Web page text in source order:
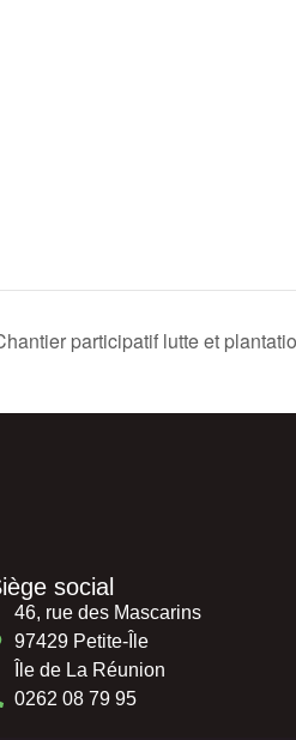
participatif lutte et
social
46, rue des Mascarins
97429 Petite-Île
Île de La Réunion
0262 08 79 95